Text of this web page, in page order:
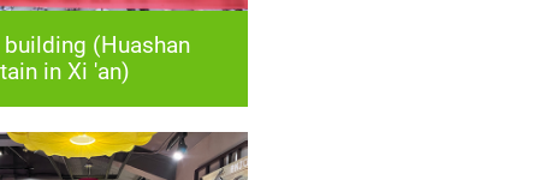
in Xi 'an)